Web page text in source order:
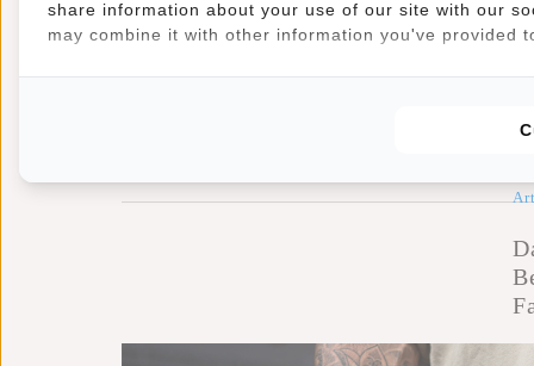
Es gibt unzählige Bauchtasche auf dem Markt, jede
share information about your use of our site with our
may combine it with other information you've